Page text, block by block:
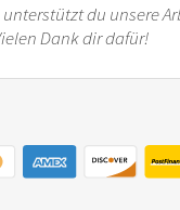
du unsere
Dank dir dafür!